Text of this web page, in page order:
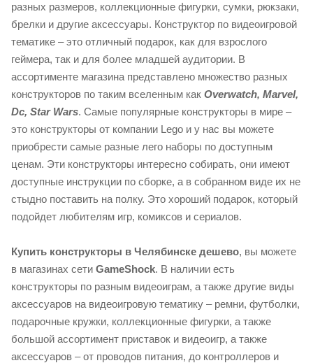
разных размеров, коллекционные фигурки, сумки, рюкзаки,
брелки и другие аксессуары. Конструктор по видеоигровой
тематике – это отличный подарок, как для взрослого
геймера, так и для более младшей аудитории. В
ассортименте магазина представлено множество разных
конструкторов по таким вселенным как Overwatch, Marvel,
Dc, Star Wars. Самые популярные конструкторы в мире –
это конструкторы от компании Lego и у нас вы можете
приобрести самые разные лего наборы по доступным
ценам. Эти конструкторы интересно собирать, они имеют
доступные инструкции по сборке, а в собранном виде их не
стыдно поставить на полку. Это хороший подарок, который
подойдет любителям игр, комиксов и сериалов.
Купить конструкторы в Челябинске дешево, вы можете
в магазинах сети GameShock. В наличии есть
конструкторы по разным видеоиграм, а также другие виды
аксессуаров на видеоигровую тематику – ремни, футболки,
подарочные кружки, коллекционные фигурки, а также
большой ассортимент приставок и видеоигр, а также
аксессуаров – от проводов питания, до контроллеров и